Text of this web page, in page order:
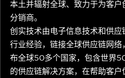
本土并辐射全球、致力于为客
分销商。
创实技术由电子信息技术和供
行业经验，链接全球供应链网
布全球50多个国家，包含世界
的供应链解决方案，在帮助客户